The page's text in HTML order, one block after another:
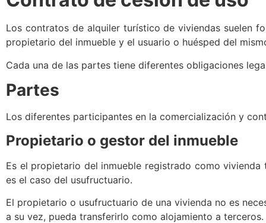
Los contratos de alquiler turístico de viviendas suelen
propietario del inmueble y el usuario o huésped del
Cada una de las partes tiene diferentes obligaciones
Partes
Los diferentes participantes en la comercialización y
Propietario o gestor del inmueble
Es el propietario del inmueble registrado como
es el caso del usufructuario.
El propietario o usufructuario de una vivienda no es
a su vez, pueda transferirlo como alojamiento a terceros.